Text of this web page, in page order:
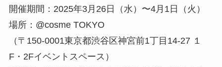
開催期間：2025年3月26日（水）〜4月1日（火）
場所：@cosme TOKYO
（〒150-0001東京都渋谷区神宮前1丁目14-27 １
F・2Fイベントスペース）